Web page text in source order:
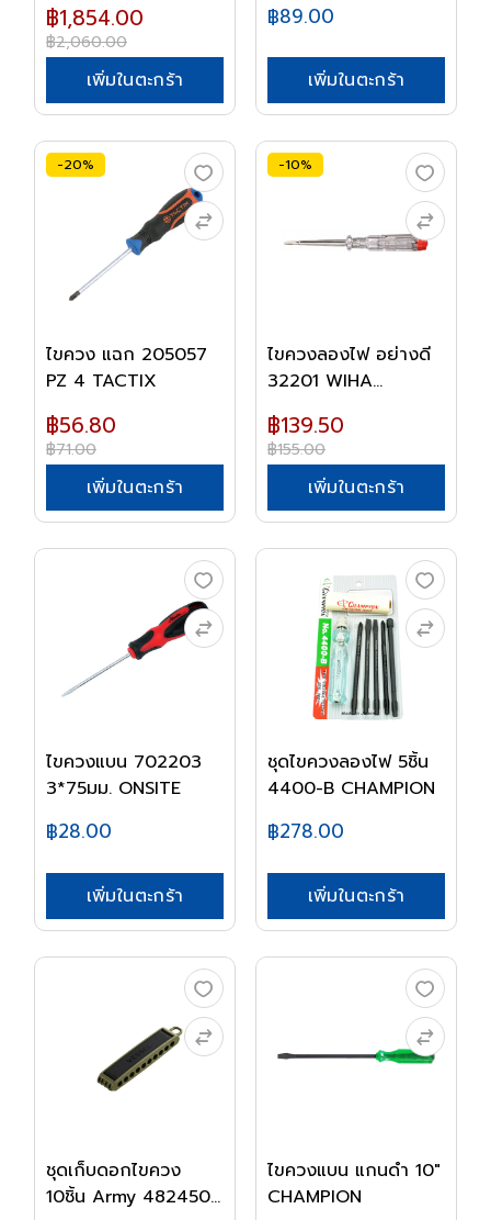
฿1,854.00
฿2,060.00
เพิ่มในตะกร้า
฿89.00
เพิ่มในตะกร้า
-20%
ไขควง แฉก 205057
PZ 4 TACTIX
฿56.80
฿71.00
เพิ่มในตะกร้า
-10%
ไขควงลองไฟ อย่างดี
32201 WIHA
฿139.50
฿155.00
เพิ่มในตะกร้า
ไขควงแบน 702203
3*75มม. ONSITE
฿28.00
เพิ่มในตะกร้า
ชุดไขควงลองไฟ 5ชิ้น
4400-B CHAMPION
฿278.00
เพิ่มในตะกร้า
ชุดเก็บดอกไขควง
10ชิ้น Army 482450...
ไขควงแบน แกนดำ 10"
CHAMPION